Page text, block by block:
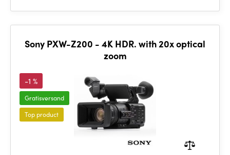
Sony PXW-Z200 - 4K HDR. with 20x optical
zoom
-1 %
Gratisversand
Top product